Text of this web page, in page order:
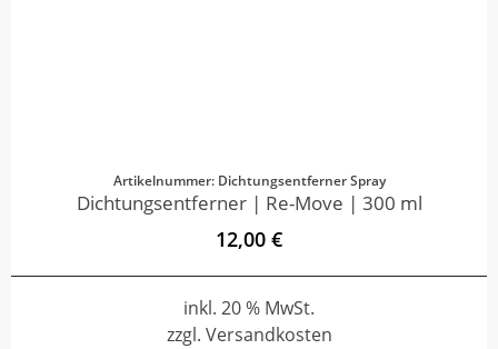
Artikelnummer: Dichtungsentferner Spray
Dichtungsentferner | Re-Move | 300 ml
12,00 €
inkl. 20 % MwSt.
zzgl. Versandkosten